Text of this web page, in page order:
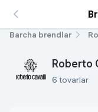
Barcha brendlar
Roberto
6 tovarlar